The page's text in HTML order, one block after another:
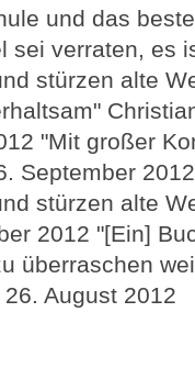
und das
sei verraten, es
stürzen alte
"Mit großer
September
stürzen alte
2012 "[Ein]
überraschen
August 2012